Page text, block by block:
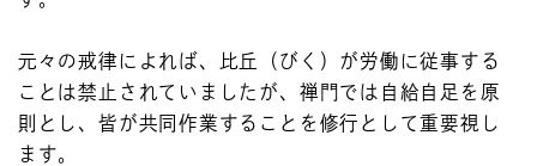
元々の戒律によれば、比丘（びく）が労働に従事する
ことは禁止されていましたが、禅門では自給自足を原
則とし、皆が共同作業することを修行として重要視し
ます。